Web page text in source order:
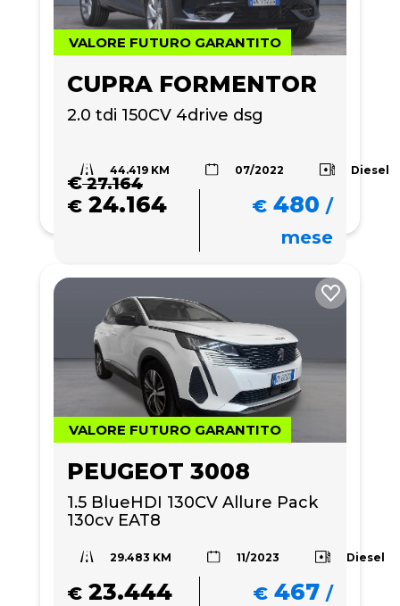
VALORE FUTURO GARANTITO
CUPRA FORMENTOR
2.0 tdi 150CV 4drive dsg
44.419 KM 07/2022 Diesel
€27.164
€ 24.164 € 480 /
mese
VALORE FUTURO GARANTITO
PEUGEOT 3008
1.5 BlueHDI 130CV Allure Pack
130cv EAT8
29.483 KM 11/2023 Diesel
€ 23.444 € 467 /